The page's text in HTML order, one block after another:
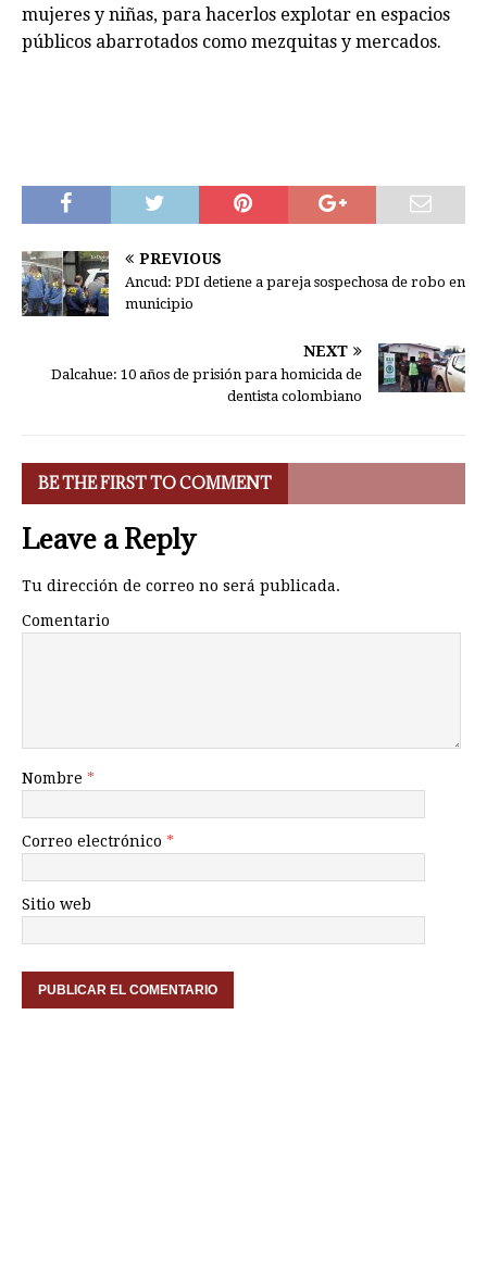
mujeres y niñas, para hacerlos explotar en espacios
públicos abarrotados como mezquitas y mercados.
PREVIOUS
Ancud: PDI detiene a pareja sospechosa de robo en
municipio
NEXT
Dalcahue: 10 años de prisión para homicida de
dentista colombiano
BE THE FIRST TO COMMENT
Leave a Reply
Tu dirección de correo no será publicada.
Comentario
Nombre *
Correo electrónico *
Sitio web